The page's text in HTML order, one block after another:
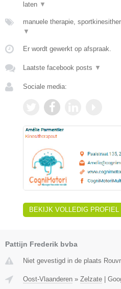
laten ▼
manuele therapie,
▼
Er wordt gewerkt op afspraak.
Laatste facebook posts ▼
Sociale media:
BEKIJK VOLLEDIG PROFIEL
Pattijn Frederik bvba
Niet gevestigd in de plaats
Oost-Vlaanderen » Zelzate